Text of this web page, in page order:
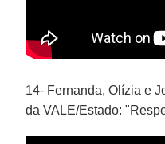
14- Fernanda, Olízia e
da VALE/Estado: